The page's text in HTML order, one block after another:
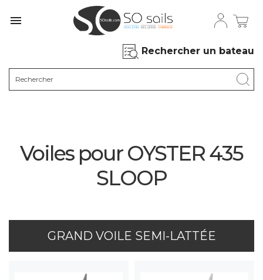

Rechercher un bateau
Voiles pour OYSTER 435
SLOOP
GRAND VOILE SEMI-LATTÉE